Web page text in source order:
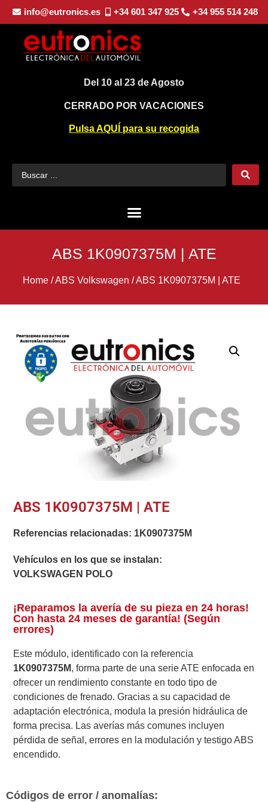
info@eutronics.es +34 601 347 925 +34 955 514 248
Del 10 al 23 de Agosto
CERRADO POR VACACIONES
Pulsa AQUÍ para su recogida
ABS 1K0907375M | ATE
Home/ABS Volkswagen /ABS 1K0907375M | ATE
ABS 1K0907375M | ATE
Referencias relacionadas: 1K0907375M
Vehículos en los que se instalan:
VOLKSWAGEN POLO
¡Reparamos la avería de su pieza en 24 horas!
Con hasta 24 meses de garantía! (Según
errores)
Este módulo, identificado con la referencia
1K0907375M, forma parte de una serie ATE enfocada en
ofrecer un rendimiento constante en todo tipo de
condiciones de frenado. Gracias a su capacidad de
adaptación electrónica, modula la presión hidráulica de
forma precisa. Las averías más comunes incluyen
pérdida de señal, errores en la modulación y testigo ABS
encendido.
Códigos de error / anomalías: